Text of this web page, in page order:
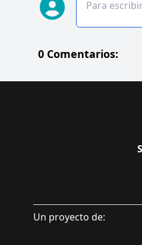
0 Comentarios:
Un proyecto de: